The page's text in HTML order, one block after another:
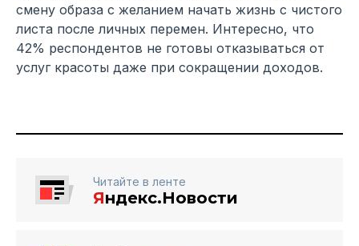
смену образа с желанием начать жизнь с чистого
листа после личных перемен. Интересно, что
42% респондентов не готовы отказываться от
услуг красоты даже при сокращении доходов.
Читайте в ленте
Яндекс.Новости